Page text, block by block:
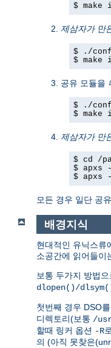
$
제삼자가 만
$ ./
$
공유 모듈을
$ ./
$
제삼자가 만
$ cd /
$ apxs
$ apxs
모든 경우 일단 공
배경지식
현대적인 유닉스류
소공간에 읽어들이
보통 두가지 방법
dlopen()/
첫번째 경우 DSO
디렉토리(보통 /
할때 링커 옵션 -R
의 (아직 못찾은